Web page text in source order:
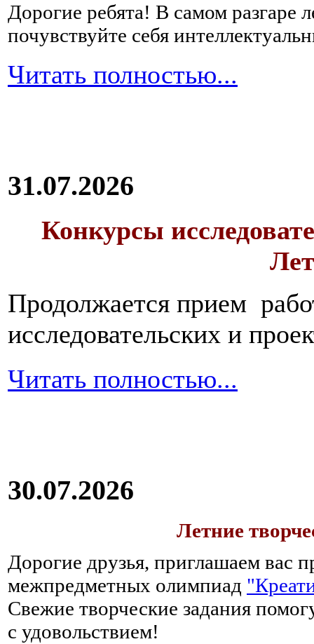
Дорогие ребята! В самом разгаре
почувствуйте себя
Читать полностью...
31.07.2026
Конкурсы
Продолжается прием
исследовательских и
Читать полностью...
30.07.2026
Летние
Дорогие друзья, приглашаем вас
межпредметных олимпиад
Свежие творческие задания
с удовольствием!